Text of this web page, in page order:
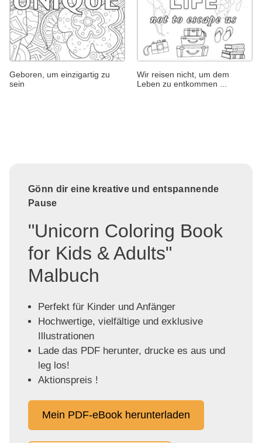
Geboren, um einzigartig zu
sein
Wir reisen nicht, um dem
Leben zu entkommen ...
Gönn dir eine kreative und entspannende
Pause
"Unicorn Coloring Book
for Kids & Adults"
Malbuch
Perfekt für Kinder und Anfänger
Hochwertige, vielfältige und exklusive
Illustrationen
Lade das PDF herunter, drucke es aus und
leg los!
Aktionspreis !
Mein PDF-eBook herunterladen